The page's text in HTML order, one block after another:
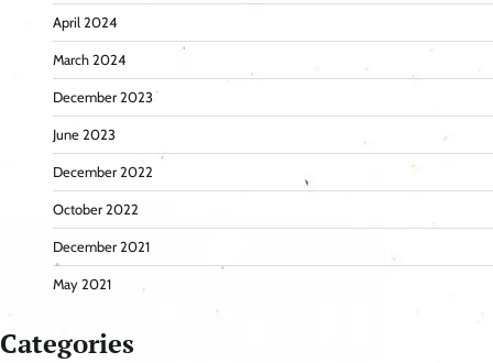
April 2024
March 2024
December 2023
June 2023
December 2022
October 2022
December 2021
May 2021
Categories